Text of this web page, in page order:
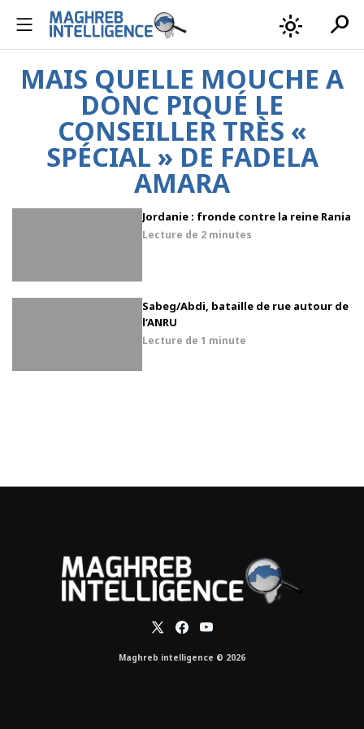
light_mode search
MAIS QUELLE MOUCHE A
DONC PIQUÉ LE
CONSEILLER TRÈS «
SPÉCIAL » DE FADELA
AMARA
Jordanie : fronde contre la reine Rania
Lecture de 2 minutes
Sabeg/Abdi, bataille de rue autour de
l’ANRU
Lecture de 1 minute
Maghreb intelligence © 2026